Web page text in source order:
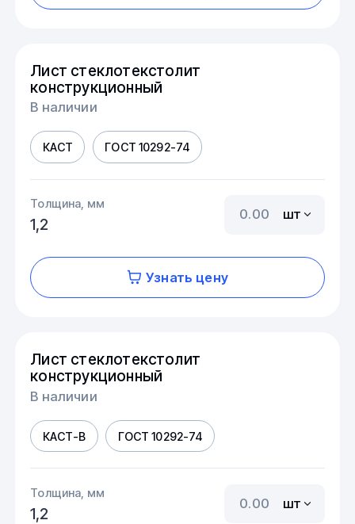
Лист стеклотекстолит
конструкционный
В наличии
КАСТ ГОСТ 10292-74
Толщина, мм
1,2
шт
Узнать цену
Лист стеклотекстолит
конструкционный
В наличии
КАСТ-В ГОСТ 10292-74
Толщина, мм
1,2
шт